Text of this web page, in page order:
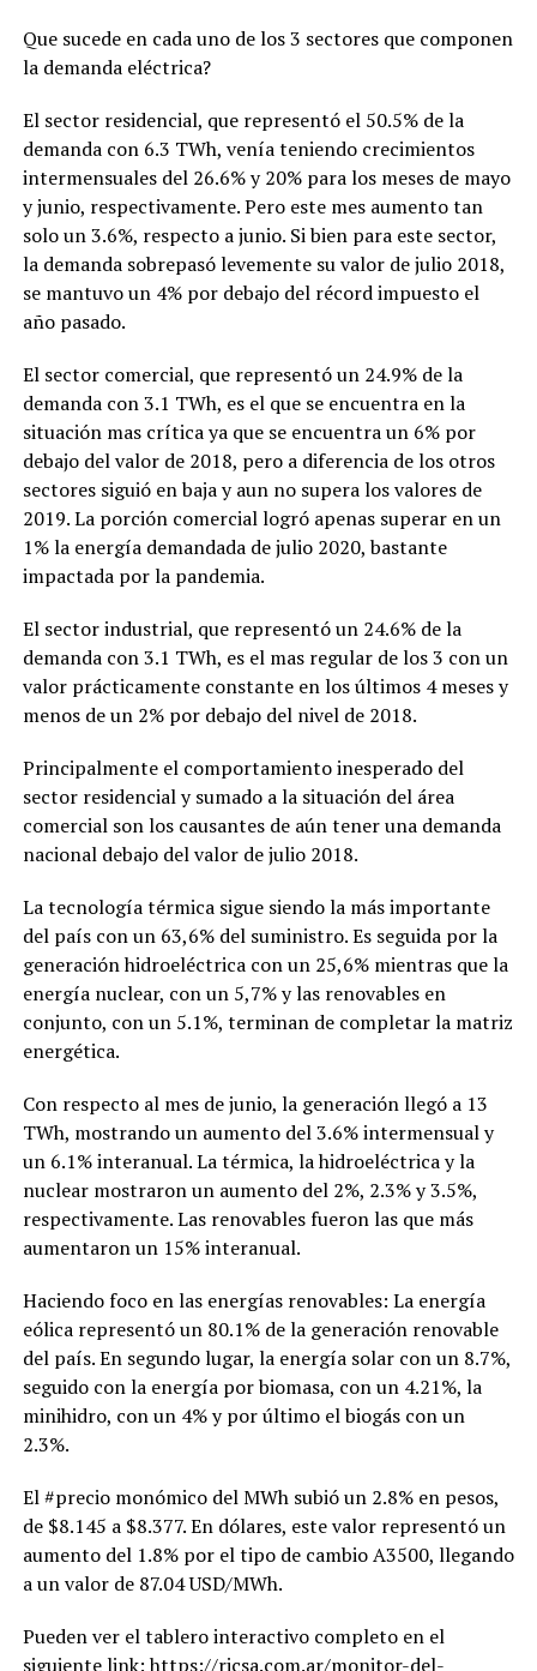
Que sucede en cada uno de los 3 sectores que componen
la demanda eléctrica?
El sector residencial, que representó el 50.5% de la
demanda con 6.3 TWh, venía teniendo crecimientos
intermensuales del 26.6% y 20% para los meses de mayo
y junio, respectivamente. Pero este mes aumento tan
solo un 3.6%, respecto a junio. Si bien para este sector,
la demanda sobrepasó levemente su valor de julio 2018,
se mantuvo un 4% por debajo del récord impuesto el
año pasado.
El sector comercial, que representó un 24.9% de la
demanda con 3.1 TWh, es el que se encuentra en la
situación mas crítica ya que se encuentra un 6% por
debajo del valor de 2018, pero a diferencia de los otros
sectores siguió en baja y aun no supera los valores de
2019. La porción comercial logró apenas superar en un
1% la energía demandada de julio 2020, bastante
impactada por la pandemia.
El sector industrial, que representó un 24.6% de la
demanda con 3.1 TWh, es el mas regular de los 3 con un
valor prácticamente constante en los últimos 4 meses y
menos de un 2% por debajo del nivel de 2018.
Principalmente el comportamiento inesperado del
sector residencial y sumado a la situación del área
comercial son los causantes de aún tener una demanda
nacional debajo del valor de julio 2018.
La tecnología térmica sigue siendo la más importante
del país con un 63,6% del suministro. Es seguida por la
generación hidroeléctrica con un 25,6% mientras que la
energía nuclear, con un 5,7% y las renovables en
conjunto, con un 5.1%, terminan de completar la matriz
energética.
Con respecto al mes de junio, la generación llegó a 13
TWh, mostrando un aumento del 3.6% intermensual y
un 6.1% interanual. La térmica, la hidroeléctrica y la
nuclear mostraron un aumento del 2%, 2.3% y 3.5%,
respectivamente. Las renovables fueron las que más
aumentaron un 15% interanual.
Haciendo foco en las energías renovables: La energía
eólica representó un 80.1% de la generación renovable
del país. En segundo lugar, la energía solar con un 8.7%,
seguido con la energía por biomasa, con un 4.21%, la
minihidro, con un 4% y por último el biogás con un
2.3%.
El #precio monómico del MWh subió un 2.8% en pesos,
de $8.145 a $8.377. En dólares, este valor representó un
aumento del 1.8% por el tipo de cambio A3500, llegando
a un valor de 87.04 USD/MWh.
Pueden ver el tablero interactivo completo en el
siguiente link: https://ricsa.com.ar/monitor-del-